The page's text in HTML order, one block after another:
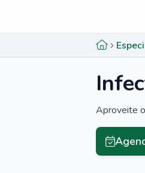
Aproveite